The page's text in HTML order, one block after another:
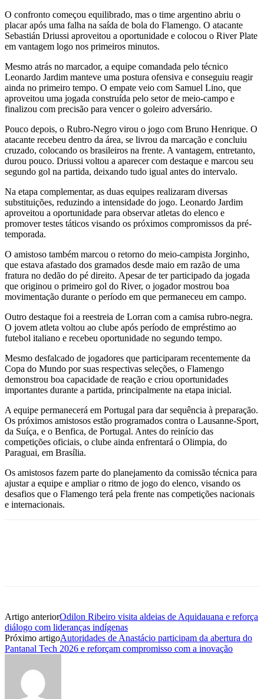
O confronto começou equilibrado, mas o time argentino abriu o
placar após uma falha na saída de bola do Flamengo. O atacante
Sebastián Driussi aproveitou a oportunidade e colocou o River Plate
em vantagem logo nos primeiros minutos.
Mesmo atrás no marcador, a equipe comandada pelo técnico
Leonardo Jardim manteve uma postura ofensiva e conseguiu reagir
ainda no primeiro tempo. O empate veio com Samuel Lino, que
aproveitou uma jogada construída pelo setor de meio-campo e
finalizou com precisão para vencer o goleiro adversário.
Pouco depois, o Rubro-Negro virou o jogo com Bruno Henrique. O
atacante recebeu dentro da área, se livrou da marcação e concluiu
cruzado, colocando os brasileiros na frente. A vantagem, entretanto,
durou pouco. Driussi voltou a aparecer com destaque e marcou seu
segundo gol na partida, deixando tudo igual antes do intervalo.
Na etapa complementar, as duas equipes realizaram diversas
substituições, reduzindo a intensidade do jogo. Leonardo Jardim
aproveitou a oportunidade para observar atletas do elenco e
promover testes táticos visando os próximos compromissos da pré-
temporada.
O amistoso também marcou o retorno do meio-campista Jorginho,
que estava afastado dos gramados desde maio em razão de uma
fratura no dedão do pé direito. Apesar de ter participado da jogada
que originou o primeiro gol do River, o jogador mostrou boa
movimentação durante o período em que permaneceu em campo.
Outro destaque foi a reestreia de Lorran com a camisa rubro-negra.
O jovem atleta voltou ao clube após período de empréstimo ao
futebol italiano e recebeu oportunidade no segundo tempo.
Mesmo desfalcado de jogadores que participaram recentemente da
Copa do Mundo por suas respectivas seleções, o Flamengo
demonstrou boa capacidade de reação e criou oportunidades
importantes durante a partida, principalmente na etapa inicial.
A equipe permanecerá em Portugal para dar sequência à preparação.
Os próximos amistosos estão programados contra o Lausanne-Sport,
da Suíça, e o Benfica, de Portugal. Antes do reinício das
competições oficiais, o clube ainda enfrentará o Olimpia, do
Paraguai, em Brasília.
Os amistosos fazem parte do planejamento da comissão técnica para
ajustar a equipe e ampliar o ritmo de jogo do elenco, visando os
desafios que o Flamengo terá pela frente nas competições nacionais
e internacionais.
Artigo anteriorOdilon Ribeiro visita aldeias de Aquidauana e reforça
diálogo com lideranças indígenas
Próximo artigoAutoridades de Anastácio participam da abertura do
Pantanal Tech 2026 e reforçam compromisso com a inovação